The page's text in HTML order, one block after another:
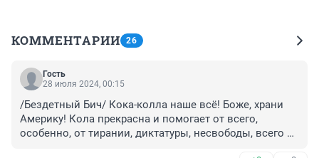
КОММЕНТАРИИ 26
Гость
28 июля 2024, 00:15
/Бездетный Бич/ Кока-колла наше всё! Боже, храни
Америку! Кола прекрасна и помогает от всего,
особенно, от тирании, диктатуры, несвободы, всего